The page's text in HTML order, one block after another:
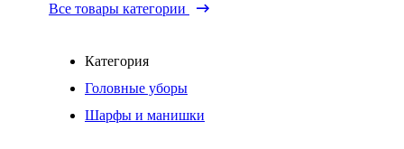
Все товары категории
Категория
Головные уборы
Шарфы и манишки